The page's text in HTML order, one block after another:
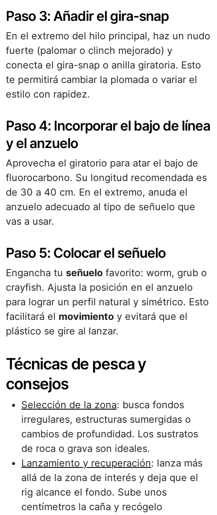
Paso 3: Añadir el gira-snap
En el extremo del hilo principal, haz un nudo
fuerte (palomar o clinch mejorado) y
conecta el gira-snap o anilla giratoria. Esto
te permitirá cambiar la plomada o variar el
estilo con rapidez.
Paso 4: Incorporar el bajo de línea
y el anzuelo
Aprovecha el giratorio para atar el bajo de
fluorocarbono. Su longitud recomendada es
de 30 a 40 cm. En el extremo, anuda el
anzuelo adecuado al tipo de señuelo que
vas a usar.
Paso 5: Colocar el señuelo
Engancha tu señuelo favorito: worm, grub o
crayfish. Ajusta la posición en el anzuelo
para lograr un perfil natural y simétrico. Esto
facilitará el movimiento y evitará que el
plástico se gire al lanzar.
Técnicas de pesca y
consejos
Selección de la zona: busca fondos
irregulares, estructuras sumergidas o
cambios de profundidad. Los sustratos
de roca o grava son ideales.
Lanzamiento y recuperación: lanza más
allá de la zona de interés y deja que el
rig alcance el fondo. Sube unos
centímetros la caña y recógelo